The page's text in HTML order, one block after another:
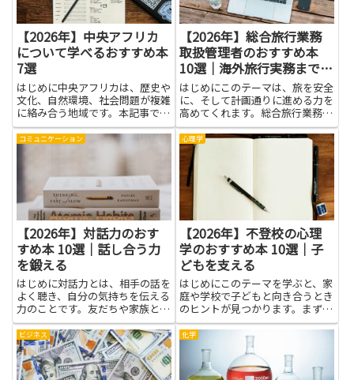
【2026年】中央アフリカ
について学べるおすすめ本
7選
はじめに中央アフリカは、歴史や
文化、自然環境、社会問題が複雑
に絡み合う地域です。本記事で紹
介する本を通して、基礎的な背景
知識をしっかり身につけられま
す。政治や紛争の経緯、日常生活
や文化的な価値観、経済や保護活
動の現場といった多面的な視点を
【2026年】総合旅行業務
取扱管理者のおすすめ本
10選｜海外旅行実務まで対
策
はじめにこのテーマは、旅を安全
に、そして計画通りに進める力を
高めてくれます。総合旅行業務取
扱管理者を目指す人はもちろん、
海外旅行実務まで対策を考える人
にも役立つ知識がまとまった本を
読みやすく紹介します。難しい専
門用語はできるだけ避け、実務
で...
コミュニケーション
【2026年】対話力のおす
すめ本 10選｜話し合う力
を鍛える
はじめに対話力とは、相手の話を
よく聴き、自分の気持ちを伝える
力のことです。友だちや家族との
会話だけでなく、学校や職場の場
面でも役立ちます。相手を尊重し
つつ自分の意見を伝える練習を積
むと、誤解が減り協力もしやすく
なります。読みやすい本を読み
心理学
【2026年】不登校の心理
学のおすすめ本 10選｜子
どもを支える
はじめにこのテーマを学ぶと、家
庭や学校で子どもと向き合うとき
のヒントが見つかります。まず、
不登校の心理学は、子どもの気持
ちを理解する手がかりを増やして
くれます。原因は一つではなく、
学校の雰囲気や友だちとの関係、
家の習慣など、さまざまな要素
ビジネス 化学